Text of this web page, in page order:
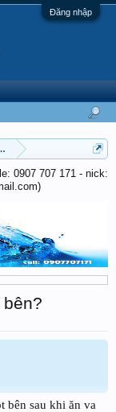
Đăng nhập
& cá chép
0907 707 171 - nick:
bên sau khi ăn va